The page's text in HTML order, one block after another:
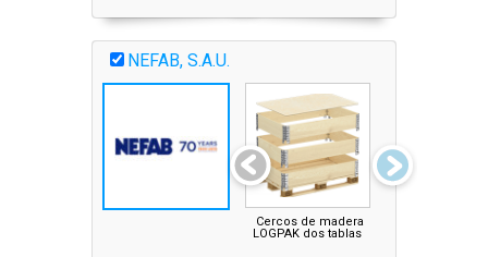
NEFAB, S.A.U.
Cercos de madera
LOGPAK dos tablas